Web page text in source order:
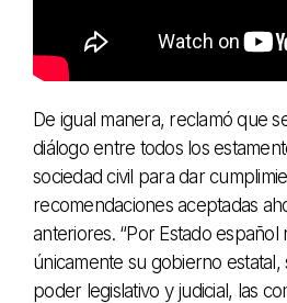
De igual manera, reclamó que
diálogo entre todos los
sociedad civil para dar
recomendaciones aceptadas
anteriores. “Por Estado
únicamente su gobierno estatal,
poder legislativo y judicial, las